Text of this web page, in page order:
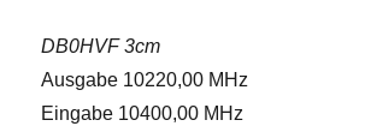
DB0HVF 3cm
Ausgabe 10220,00 MHz
Eingabe 10400,00 MHz